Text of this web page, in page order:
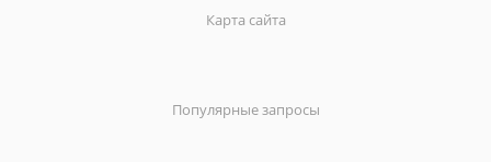
Карта сайта
Популярные запросы